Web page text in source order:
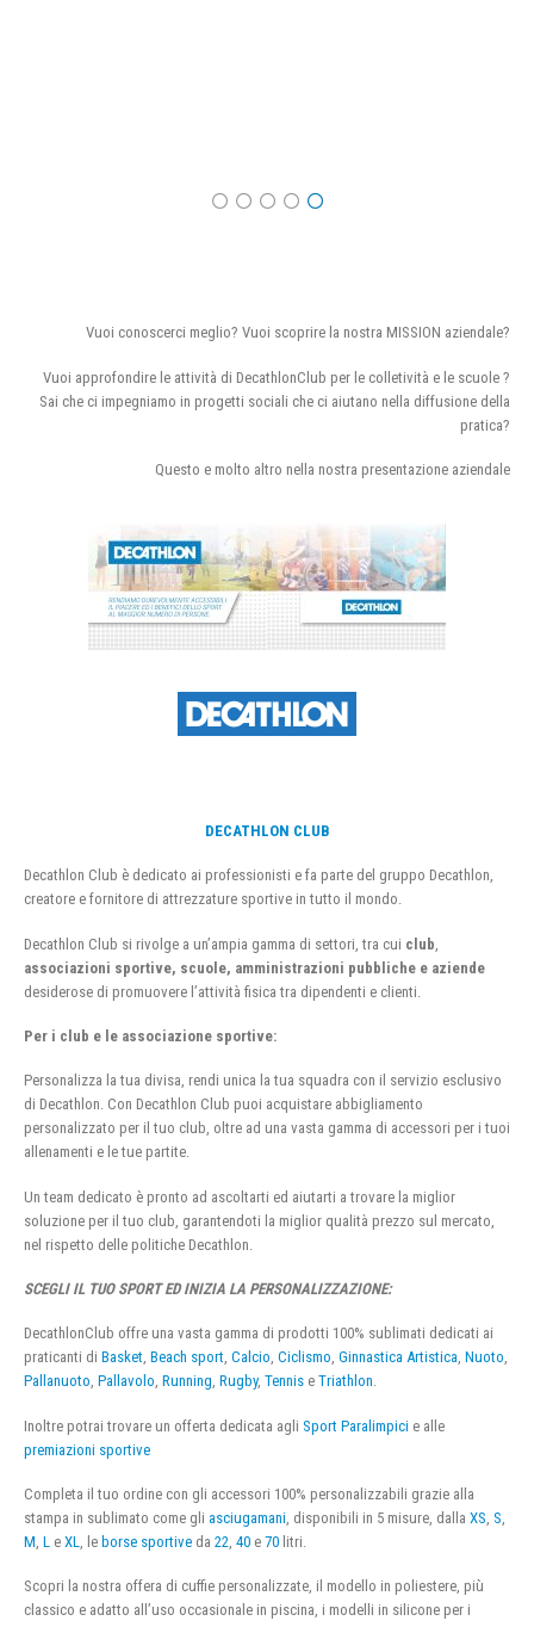
Vuoi conoscerci meglio? Vuoi scoprire la nostra MISSION aziendale?
Vuoi approfondire le attività di DecathlonClub per le colletività e le scuole ?
Sai che ci impegniamo in progetti sociali che ci aiutano nella diffusione della
pratica?
Questo e molto altro nella nostra presentazione aziendale
DECATHLON CLUB
Decathlon Club è dedicato ai professionisti e fa parte del gruppo Decathlon,
creatore e fornitore di attrezzature sportive in tutto il mondo.
Decathlon Club si rivolge a un’ampia gamma di settori, tra cui club
associazioni sportive, scuole, amministrazioni pubbliche e aziende
desiderose di promuovere l’attività fisica tra dipendenti e clienti.
Per i club e le associazione sportive:
Personalizza la tua divisa, rendi unica la tua squadra con il servizio esclusivo
di Decathlon. Con Decathlon Club puoi acquistare abbigliamento
personalizzato per il tuo club, oltre ad una vasta gamma di accessori per i tuoi
allenamenti e le tue partite.
Un team dedicato è pronto ad ascoltarti ed aiutarti a trovare la miglior
soluzione per il tuo club, garantendoti la miglior qualità prezzo sul mercato,
nel rispetto delle politiche Decathlon.
SCEGLI IL TUO SPORT ED INIZIA LA PERSONALIZZAZIONE:
DecathlonClub offre una vasta gamma di prodotti 100% sublimati dedicati ai
praticanti di Basket, Beach sport, Calcio, Ciclismo, Ginnastica Artistica, Nuoto,
Pallanuoto, Pallavolo, Running, Rugby, Tennis e Triathlon.
Inoltre potrai trovare un offerta dedicata agli Sport Paralimpici e alle
premiazioni sportive
Completa il tuo ordine con gli accessori 100% personalizzabili grazie alla
stampa in sublimato come gli asciugamani , disponibili in 5 misure, dalla XS S
M L e XL , le borse sportive da 22 40 e 70 litri.
Scopri la nostra offera di cuffie personalizzate, il modello in poliestere, più
classico e adatto all’uso occasionale in piscina, i modelli in silicone per i